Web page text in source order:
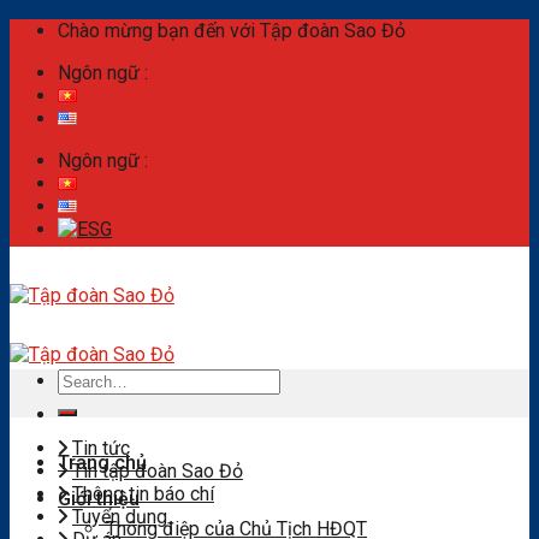
Skip
content
Chào mừng bạn đến với Tập đoàn Sao Đỏ
Ngôn ngữ :
Ngôn ngữ :
Trang chủ
Giới thiệu
Thông điệp của Chủ Tịch HĐQT
Search
for:
Tin tức
Tin tập đoàn Sao Đỏ
Thông tin báo chí
Tuyển dụng